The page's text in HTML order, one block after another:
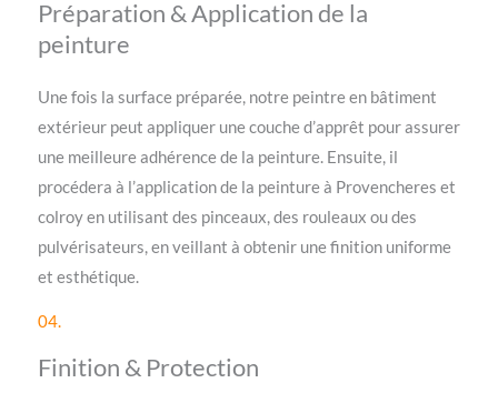
Préparation & Application de la
peinture
Une fois la surface préparée, notre peintre en bâtiment
extérieur peut appliquer une couche d’apprêt pour assurer
une meilleure adhérence de la peinture. Ensuite, il
procédera à l’application de la peinture à Provencheres et
colroy en utilisant des pinceaux, des rouleaux ou des
pulvérisateurs, en veillant à obtenir une finition uniforme
et esthétique.
04.
Finition & Protection